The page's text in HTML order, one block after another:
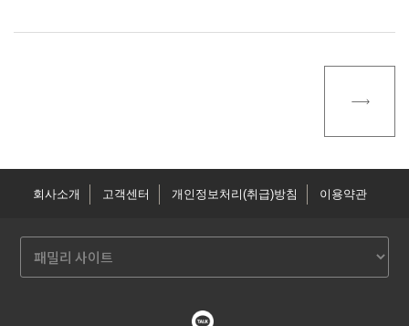
회사소개 고객센터 개인정보처리(취급)방침 이용약관